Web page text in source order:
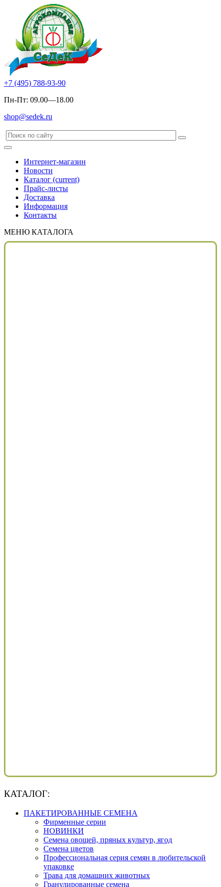
+7 (495) 788-93-90
Пн-Пт: 09.00—18.00
shop@sedek.ru
Интернет-магазин
Новости
Каталог (current)
Прайс-листы
Доставка
Информация
Контакты
МЕНЮ КАТАЛОГА
КАТАЛОГ:
ПАКЕТИРОВАННЫЕ СЕМЕНА
Фирменные серии
НОВИНКИ
Семена овощей, пряных культур, ягод
Семена цветов
Профессиональная серия семян в любительской
упаковке
Трава для домашних животных
Гранулированные семена